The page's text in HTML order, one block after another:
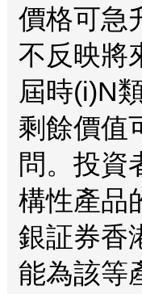
價格可急
不反映將
屆時(i)N
剩餘價值
問。投資
構性產品
銀証券香
能為該等